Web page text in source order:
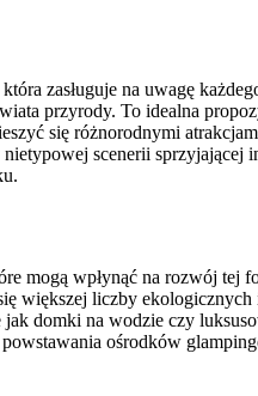
zasługuje na uwagę
przyrody. To idealna
się różnorodnymi
scenerii
mogą wpłynąć na rozwój
większej liczby
domki na wodzie czy
ośrodków